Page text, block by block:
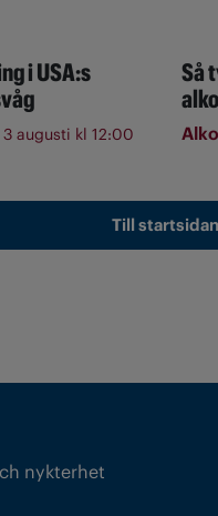
i USA:s
3 augusti kl 12:00
Så
Till startsidan
nykterhet